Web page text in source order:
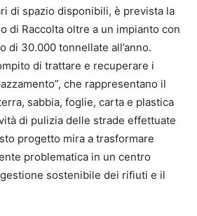
di spazio disponibili, è prevista la
di Raccolta oltre a un impianto con
di 30.000 tonnellate all’anno.
di trattare e recuperare i
che rappresentano il
sabbia, foglie, carta e plastica
di pulizia delle strade effettuate
progetto mira a trasformare
problematica in un centro
gestione sostenibile dei rifiuti e il